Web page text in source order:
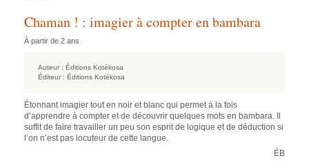
Chaman ! : imagier à compter en bambara
À partir de 2 ans
Auteur : Éditions Kotékosa
Éditeur : Éditions Kotékosa
Étonnant imagier tout en noir et blanc qui permet à la fois
d’apprendre à compter et de découvrir quelques mots en bambara. Il
suffit de faire travailler un peu son esprit de logique et de déduction si
l’on n’est pas locuteur de cette langue.
ÉB